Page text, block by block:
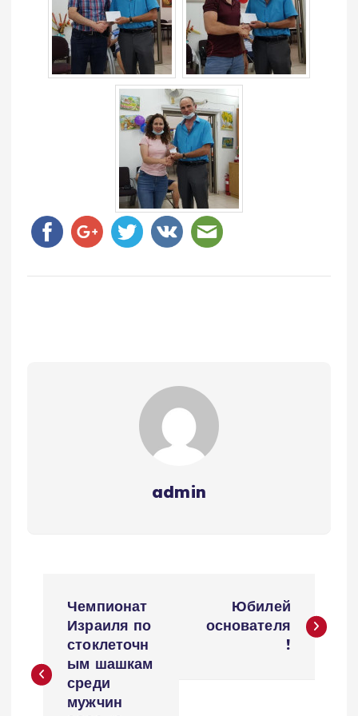
admin
в
Чемпионат
Израиля по
стоклеточн
ым шашкам
среди
мужчин
Юбилей
основателя
!